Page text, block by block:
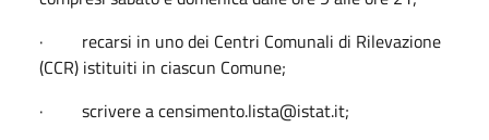
· recarsi in uno dei Centri Comunali di Rilevazione
(CCR) istituiti in ciascun Comune;
· scrivere a censimento.lista@istat.it;